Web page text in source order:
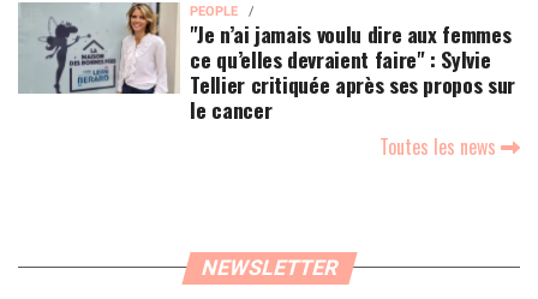
PEOPLE
"Je n’ai jamais voulu dire aux femmes
ce qu’elles devraient faire" : Sylvie
Tellier critiquée après ses propos sur
le cancer
Toutes les news
NEWSLETTER